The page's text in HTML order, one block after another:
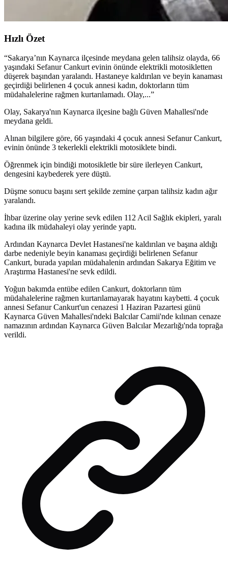
Hızlı Özet
“Sakarya’nın Kaynarca ilçesinde meydana gelen talihsiz olayda, 66
yaşındaki Sefanur Cankurt evinin önünde elektrikli motosikletten
düşerek başından yaralandı. Hastaneye kaldırılan ve beyin kanaması
geçirdiği belirlenen 4 çocuk annesi kadın, doktorların tüm
müdahalelerine rağmen kurtarılamadı. Olay,...”
Olay, Sakarya'nın Kaynarca ilçesine bağlı Güven Mahallesi'nde
meydana geldi.
Alınan bilgilere göre, 66 yaşındaki 4 çocuk annesi Sefanur Cankurt,
evinin önünde 3 tekerlekli elektrikli motosiklete bindi.
Öğrenmek için bindiği motosikletle bir süre ilerleyen Cankurt,
dengesini kaybederek yere düştü.
Düşme sonucu başını sert şekilde zemine çarpan talihsiz kadın ağır
yaralandı.
İhbar üzerine olay yerine sevk edilen 112 Acil Sağlık ekipleri, yaralı
kadına ilk müdahaleyi olay yerinde yaptı.
Ardından Kaynarca Devlet Hastanesi'ne kaldırılan ve başına aldığı
darbe nedeniyle beyin kanaması geçirdiği belirlenen Sefanur
Cankurt, burada yapılan müdahalenin ardından Sakarya Eğitim ve
Araştırma Hastanesi'ne sevk edildi.
Yoğun bakımda entübe edilen Cankurt, doktorların tüm
müdahalelerine rağmen kurtarılamayarak hayatını kaybetti. 4 çocuk
annesi Sefanur Cankurt'un cenazesi 1 Haziran Pazartesi günü
Kaynarca Güven Mahallesi'ndeki Balcılar Camii'nde kılınan cenaze
namazının ardından Kaynarca Güven Balcılar Mezarlığı'nda toprağa
verildi.